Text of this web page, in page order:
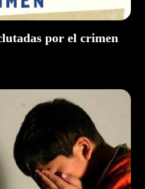
por el crimen